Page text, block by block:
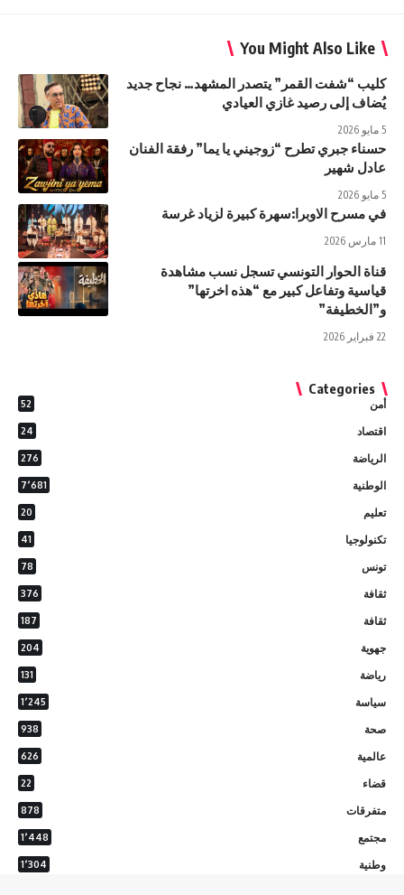
You Might Also Like
كليب “شفت القمر” يتصدر المشهد… نجاح جديد
يُضاف إلى رصيد غازي العيادي
حسناء جبري تطرح “زوجيني يا يما” رفقة الفنان
عادل شهير
في مسرح الاوبرا:سهرة كبيرة لزياد غرسة
قناة الحوار التونسي تسجل نسب مشاهدة
قياسية وتفاعل كبير مع “هذه اخرتها”
و”الخطيفة”
Categories
أمن 52
اقتصاد 24
الرياضة 276
الوطنية 7٬681
تعليم 20
تكنولوجيا 41
تونس 78
ثقافة 376
ثقافة 187
جهوية 204
رياضة 131
سياسة 1٬245
صحة 938
عالمية 626
قضاء 22
متفرقات 878
مجتمع 1٬448
وطنية 1٬304